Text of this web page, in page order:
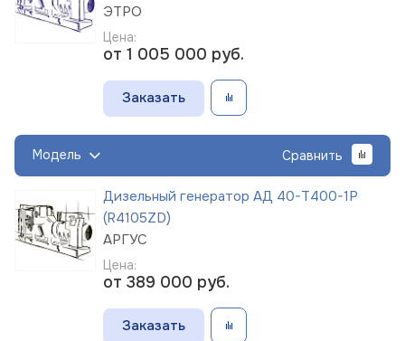
ЭТРО
Цена:
от 1 005 000 руб.
Заказать
Модель Сравнить
Дизельный генератор АД 40-Т400-1Р
(R4105ZD)
АРГУС
Цена:
от 389 000 руб.
Заказать